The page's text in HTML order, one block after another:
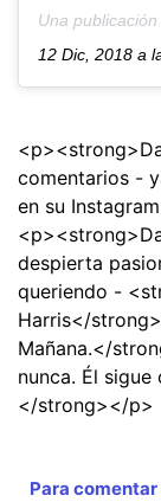
Una
12 Dic, 2018 a
comentarios -
en su
despierta
queriendo -
Harris</
Mañana.</
nunca. Él
</strong></p>
Para